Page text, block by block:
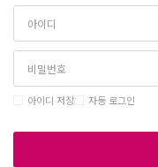
아이디 저장 자동 로그인